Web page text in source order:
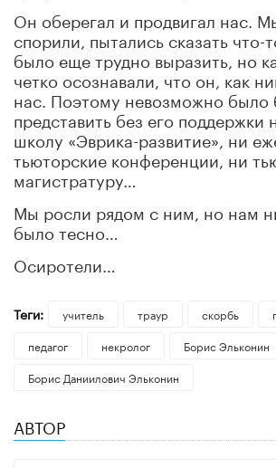
Он оберегал и продвигал нас.
спорили, пытались сказать что-
было еще трудно выразить, но
четко осознавали, что он, как
нас. Поэтому невозможно было
представить без его поддержки
школу «Эврика-развитие», ни
тьюторские конференции, ни
магистратуру…
Мы росли рядом с ним, но нам
было тесно…
Осиротели…
Теги: учитель траур скорбь
педагог
некролог
Борис Эльконин
Борис Даниилович Эльконин
АВТОР